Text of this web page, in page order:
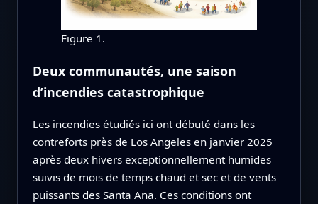
Figure 1.
Deux communautés, une saison
d’incendies catastrophique
Les incendies étudiés ici ont débuté dans les
contreforts près de Los Angeles en janvier 2025
après deux hivers exceptionnellement humides
suivis de mois de temps chaud et sec et de vents
puissants des Santa Ana. Ces conditions ont